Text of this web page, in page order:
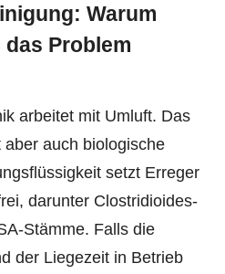
Warum
Problem
arbeitet mit Umluft. Das
auch biologische
setzt Erreger
darunter Clostridioides-
Stämme. Falls die
der Liegezeit in Betrieb